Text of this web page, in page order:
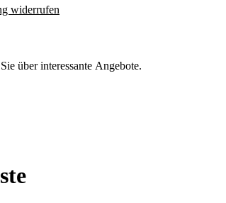
widerrufen
über interessante Angebote.